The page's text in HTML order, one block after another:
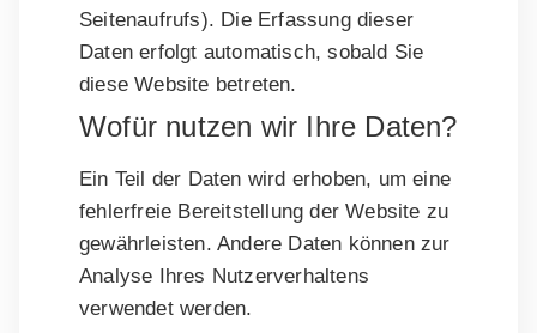
Seitenaufrufs). Die Erfassung dieser
Daten erfolgt automatisch, sobald Sie
diese Website betreten.
Wofür nutzen wir Ihre Daten?
Ein Teil der Daten wird erhoben, um eine
fehlerfreie Bereitstellung der Website zu
gewährleisten. Andere Daten können zur
Analyse Ihres Nutzerverhaltens
verwendet werden.